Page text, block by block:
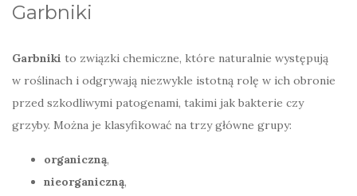
Garbniki
Garbniki to związki chemiczne, które naturalnie występują
w roślinach i odgrywają niezwykle istotną rolę w ich obronie
przed szkodliwymi patogenami, takimi jak bakterie czy
grzyby. Można je klasyfikować na trzy główne grupy:
organiczną,
nieorganiczną,